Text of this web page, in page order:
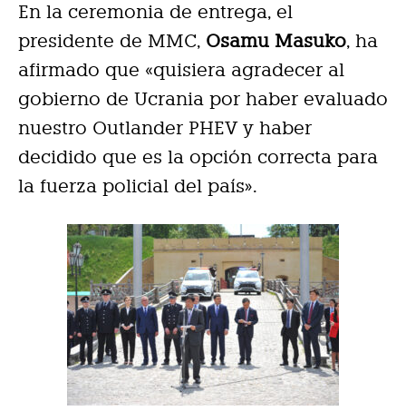
En la ceremonia de entrega, el
presidente de MMC, Osamu Masuko, ha
afirmado que «quisiera agradecer al
gobierno de Ucrania por haber evaluado
nuestro Outlander PHEV y haber
decidido que es la opción correcta para
la fuerza policial del país».